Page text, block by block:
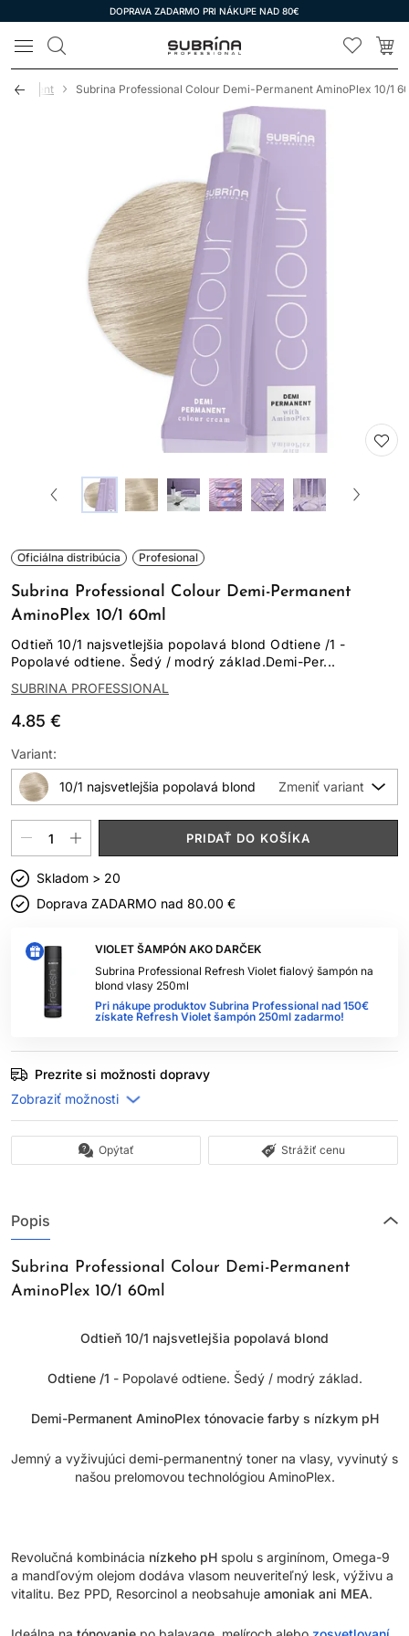
DOPRAVA ZADARMO PRI NÁKUPE NAD 80€
LOMAX
Subrina Professional Colour Demi-Permanent AminoPlex 10/1
Oficiálna distribúcia Profesional
Subrina Professional Colour Demi-Permanent
AminoPlex 10/1 60ml
Odtieň 10/1 najsvetlejšia popolavá blond Odtiene /1 -
Popolavé odtiene. Šedý / modrý základ.Demi-Per...
SUBRINA PROFESSIONAL
4.85 €
VIOLET ŠAMPÓN AKO DARČEK
Subrina Professional Refresh Violet fialový šampón na
blond vlasy 250ml
Pri nákupe produktov Subrina Professional nad 150€
získate Refresh Violet šampón 250ml zadarmo!
Variant:
10/1 najsvetlejšia popolavá blond
PRIDAŤ DO KOŠÍKA
Skladom > 20
Doprava ZADARMO nad 80.00 €
Prezrite si možnosti dopravy
Opýtať Strážiť cenu
Popis
Subrina Professional Colour Demi-Permanent
AminoPlex 10/1 60ml
Odtieň 10/1 najsvetlejšia popolavá blond
Odtiene /1 - Popolavé odtiene. Šedý / modrý základ.
Demi-Permanent AminoPlex tónovacie farby s nízkym pH
Jemný a vyživujúci demi-permanentný toner na vlasy, vyvinutý s
našou prelomovou technológiou AminoPlex.
Revolučná kombinácia nízkeho pH spolu s arginínom, Omega-9
a mandľovým olejom dodáva vlasom neuveriteľný lesk, výživu a
vitalitu. Bez PPD, Resorcinol a neobsahuje amoniak ani MEA.